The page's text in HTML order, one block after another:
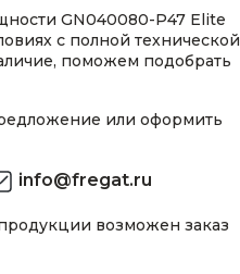
GN040080-P47 Elite
с полной технической
поможем подобрать
или оформить
info@fregat.ru
возможен заказ